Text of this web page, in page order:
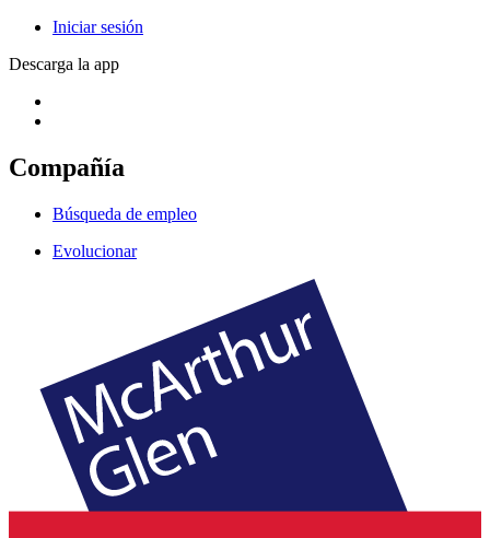
Iniciar sesión
Descarga la app
Compañía
Búsqueda de empleo
Evolucionar